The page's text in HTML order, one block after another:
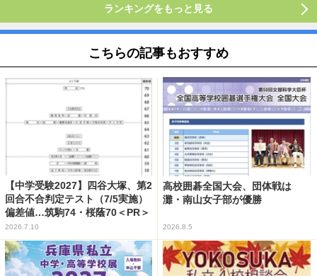
ランキングをもっと見る
こちらの記事もおすすめ
【中学受験2027】四谷大塚、第2
回合不合判定テスト（7/5実施）
偏差値…筑駒74・桜蔭70＜PR＞
2026.7.10
高校囲碁全国大会、団体戦は
灘・南山女子部が優勝
2026.8.5